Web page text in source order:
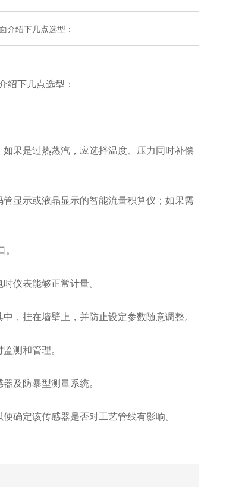
介绍下几点选型：
绍下几点选型：
果是过热蒸汽，应选择温度、压力同时补偿
显示或液晶显示的智能流量积算仪；如果需
仪表能够正常计量。
，挂在墙壁上，并防止设定参数随意调整。
测和管理。
及防暴型测量系统。
确定该传感器是否对工艺管线有影响。